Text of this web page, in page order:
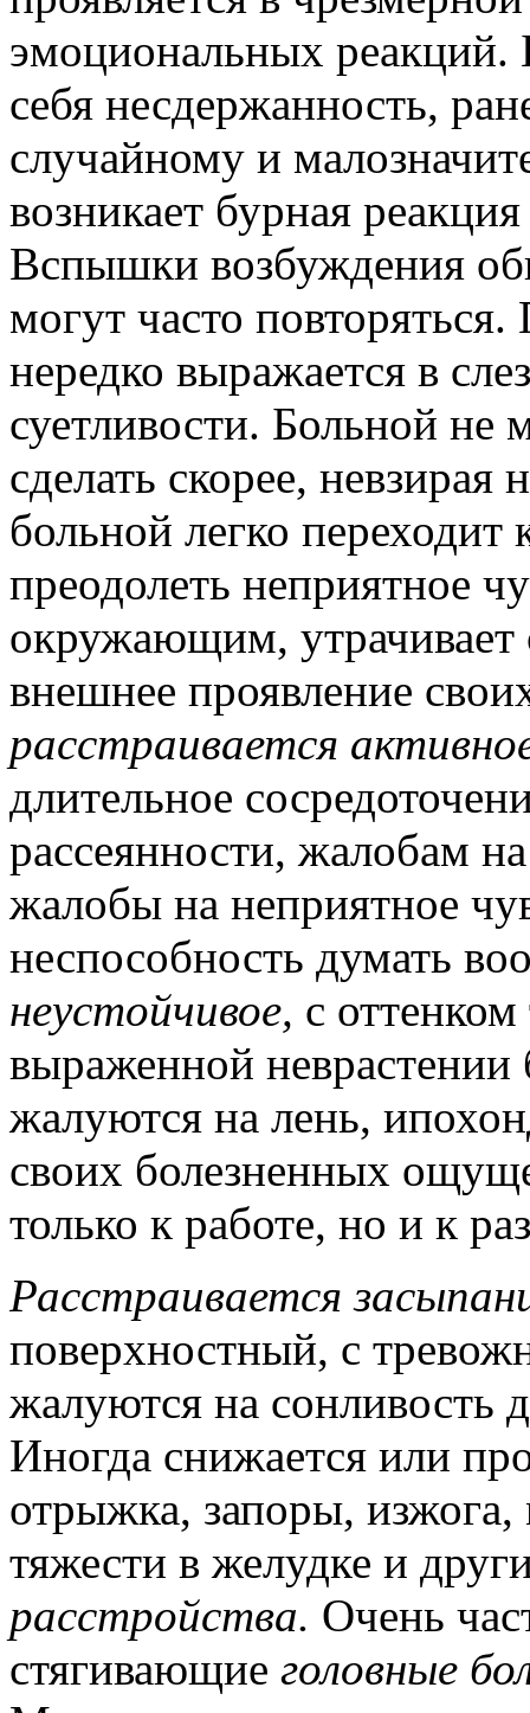
эмоциональных реакций.
себя несдержанность,
случайному и
возникает бурная
Вспышки возбуждения
могут часто
нередко выражается в
суетливости. Больной не
сделать скорее,
больной легко
преодолеть неприятное
окружающим, утрачивает
внешнее проявление
расстраивается
длительное
рассеянности, жалобам
жалобы на неприятное
неспособность думать
неустойчивое, с
выраженной
жалуются на лень,
своих болезненных
только к работе, но и к
Расстраивается
поверхностный, с
жалуются на сонливость
Иногда снижается или
отрыжка, запоры, изжога,
тяжести в желудке и
расстройства. Очень
стягивающие головные